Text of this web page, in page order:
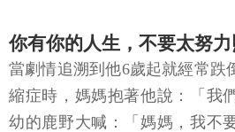
你有你的人生，不要太努
當劇情追溯到他6歲起就經常跌
縮症時，媽媽抱著他說：「我
幼的鹿野大喊：「媽媽，我不